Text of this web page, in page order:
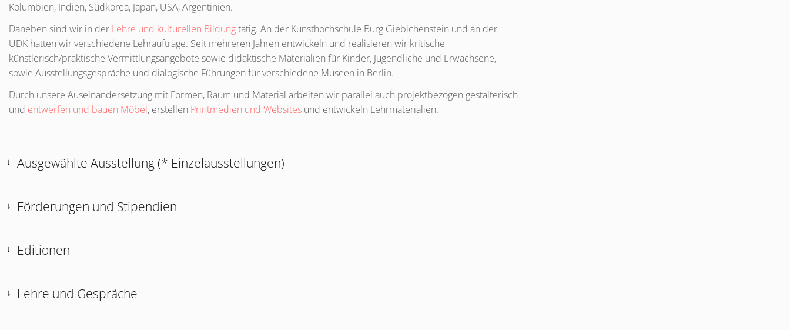
Kolumbien, Indien, Südkorea, Japan, USA, Argentinien.
Daneben sind wir in der Lehre und kulturellen Bildungtätig. An der Kunsthochschule Burg Giebichenstein und an der
UDK hatten wir verschiedene Lehraufträge. Seit mehreren Jahren entwickeln und realisieren wir kritische,
künstlerisch/praktische Vermittlungsangebote sowie didaktische Materialien für Kinder, Jugendliche und Erwachsene,
sowie Ausstellungsgespräche und dialogische Führungen für verschiedene Museen in Berlin.
Durch unsere Auseinandersetzung mit Formen, Raum und Material arbeiten wir parallel auch projektbezogen gestalterisch
und entwerfen und bauen Möbel, erstellen Printmedien und Websites und entwickeln Lehrmaterialien.
Ausgewählte Ausstellung (* Einzelausstellungen)
Förderungen und Stipendien
Editionen
Lehre und Gespräche